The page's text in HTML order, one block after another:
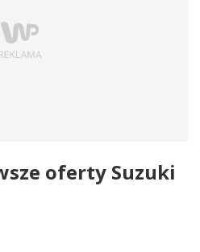
oferty Suzuki